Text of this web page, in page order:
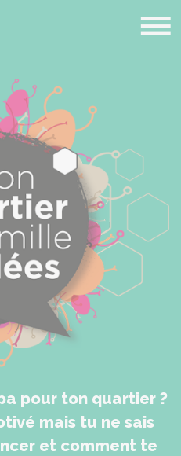
pour ton quartier ?
mais tu ne sais
et comment te